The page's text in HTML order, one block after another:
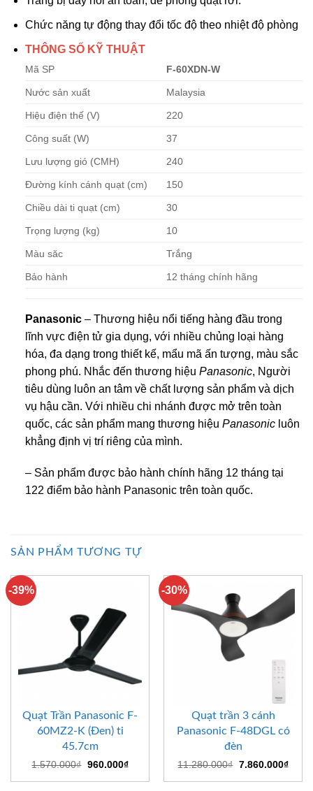
Chức năng tự động thay đổi tốc độ theo nhiệt độ phòng
THÔNG SỐ KỸ THUẬT
Mã SP F-60XDN-W
Nước sản xuất Malaysia
Hiệu điện thế (V) 220
Công suất (W) 37
Lưu lượng gió (CMH) 240
Đường kính cánh quạt (cm) 150
Chiều dài ti quạt (cm) 30
Trọng lượng (kg) 10
Màu săc Trắng
Bảo hành 12 tháng chính hãng
Panasonic– Thương hiệu nổi tiếng hàng đầu trong
lĩnh vực điện tử gia dụng, với nhiều chủng loại hàng
hóa, đa dạng trong thiết kế, mẩu mã ấn tượng, màu sắc
phong phú. Nhắc đến thương hiệu Panasonic, Người
tiêu dùng luôn an tâm về chất lượng sản phẩm và dịch
vụ hậu cần. Với nhiều chi nhánh được mở trên toàn
quốc, các sản phẩm mang thương hiệu Panasonicluôn
khẳng định vị trí riêng của mình.
– Sản phẩm được bảo hành chính hãng 12 tháng tại
122 điểm bảo hành Panasonic trên toàn quốc.
SẢN PHẨM TƯƠNG TỰ
-39%
Quạt Trần Panasonic F-
60MZ2-K (Đen) ti
45.7cm
1.570.000₫ Giá
là:
960.000₫Giá
tại
-30%
Quạt trần 3 cánh
Panasonic F-48DGL có
đèn
11.280.000₫ Giá
là:
7.860.000₫Giá
tại